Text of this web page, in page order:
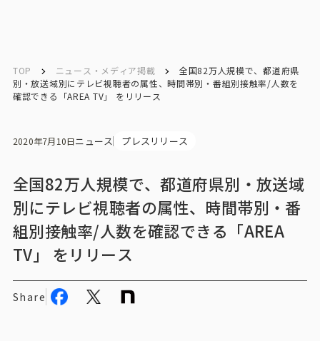
お問い合わせ
インテージの強み
会社情報
会社概要・所在地
TOP ニュース・メディア掲載
全国82万人規模で、都道府県
別・放送域別にテレビ視聴者の属性、時間帯別・番組別接触率/人数を
確認できる「AREA TV」 をリリース
2020年7月10日ニュース プレスリリース
全国82万人規模で、都道府県別・放送域
別にテレビ視聴者の属性、時間帯別・番
組別接触率/人数を確認できる「AREA
TV」 をリリース
Share